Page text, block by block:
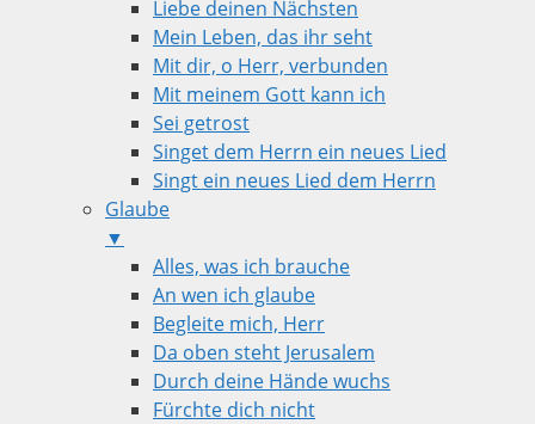
Liebe deinen Nächsten
Mein Leben, das ihr seht
Mit dir, o Herr, verbunden
Mit meinem Gott kann ich
Sei getrost
Singet dem Herrn ein neues Lied
Singt ein neues Lied dem Herrn
Glaube
▼
Alles, was ich brauche
An wen ich glaube
Begleite mich, Herr
Da oben steht Jerusalem
Durch deine Hände wuchs
Fürchte dich nicht